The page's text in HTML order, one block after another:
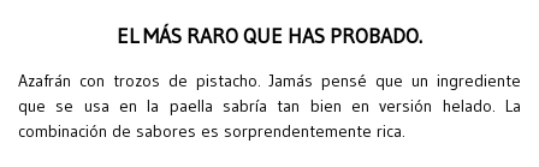
EL MÁS RARO QUE HAS PROBADO.
Azafrán con trozos de pistacho. Jamás pensé que un ingrediente
que se usa en la paella sabría tan bien en versión helado. La
combinación de sabores es sorprendentemente rica.